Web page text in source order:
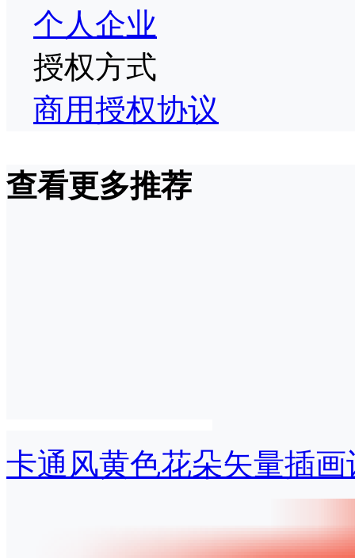
个人企业
授权方式
商用授权协议
查看更多推荐
卡通风黄色花朵矢量插